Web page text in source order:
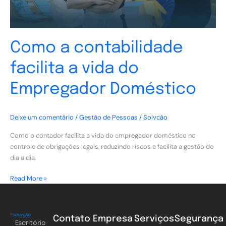
Como a contabilidade
facilita a vida do
Empregador Doméstico
Deixe um comentário /Gestão de Pessoas /Solvcão
Como o contador facilita a vida do empregador doméstico no
controle de obrigações legais, reduzindo riscos e facilita a gestão do
dia a dia.
Read More »
Escritório Contato Empresa ServiçosSegurança